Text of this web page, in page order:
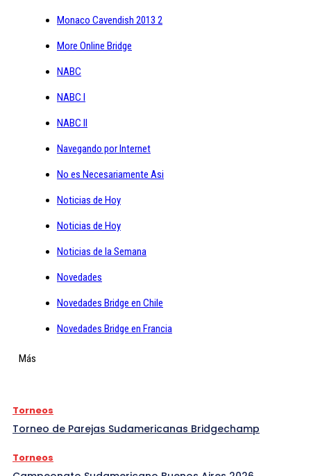
Monaco Cavendish 2013 2
More Online Bridge
NABC
NABC I
NABC II
Navegando por Internet
No es Necesariamente Asi
Noticias de Hoy
Noticias de Hoy
Noticias de la Semana
Novedades
Novedades Bridge en Chile
Novedades Bridge en Francia
Más
Torneos
Torneo de Parejas Sudamericanas Bridgechamp
Torneos